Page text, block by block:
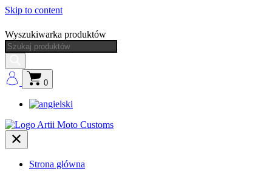
Skip to content
Wyszukiwarka produktów
0
Strona główna